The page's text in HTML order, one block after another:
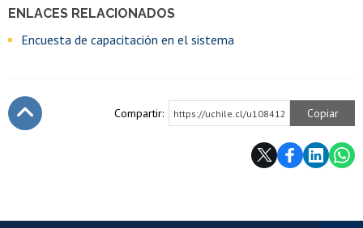
ENLACES RELACIONADOS
Encuesta de capacitación en el sistema
Compartir: https://uchile.cl/u108412 Copiar